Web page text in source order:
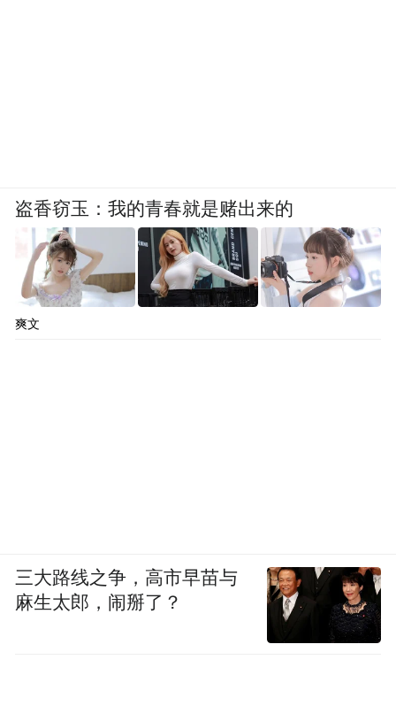
盗香窃玉：我的青春就是赌出来的
爽文
三大路线之争，高市早苗与
麻生太郎，闹掰了？